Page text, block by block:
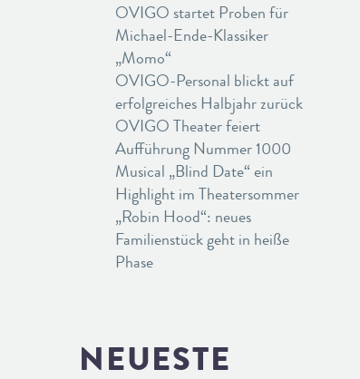
OVIGO startet Proben für
Michael-Ende-Klassiker
„Momo“
OVIGO-Personal blickt auf
erfolgreiches Halbjahr zurück
OVIGO Theater feiert
Aufführung Nummer 1000
Musical „Blind Date“ ein
Highlight im Theatersommer
„Robin Hood“: neues
Familienstück geht in heiße
Phase
NEUESTE